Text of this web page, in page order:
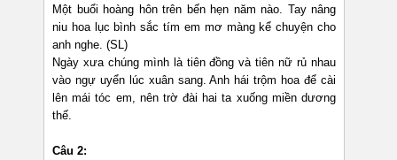
Một buổi hoàng hôn trên bến hẹn năm nào. Tay nâng
niu hoa lục bình sắc tím em mơ màng kể chuyện cho
anh nghe. (SL)
Ngày xưa chúng mình là tiên đồng và tiên nữ rủ nhau
vào ngự uyển lúc xuân sang. Anh hái trộm hoa để cài
lên mái tóc em, nên trờ đài hai ta xuống miền dương
thế.
Câu 2: